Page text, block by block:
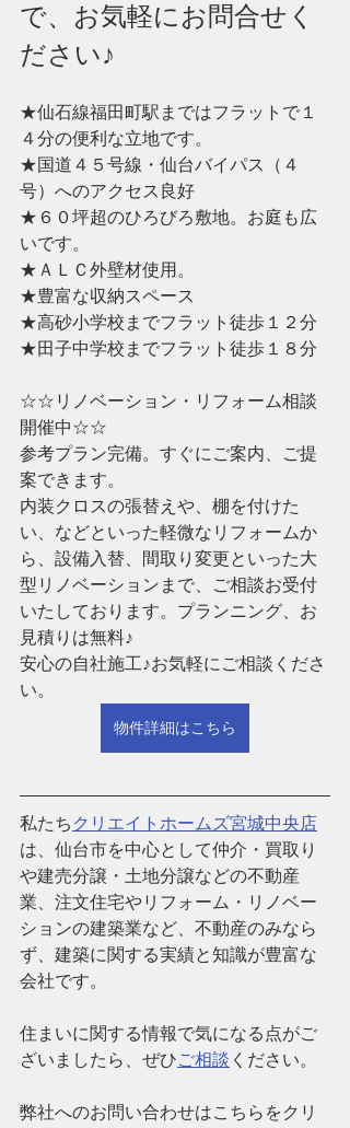
で、お気軽にお問合せく
ださい♪
★仙石線福田町駅まではフラットで１
４分の便利な立地です。
★国道４５号線・仙台バイパス（４
号）へのアクセス良好
★６０坪超のひろびろ敷地。お庭も広
いです。
★ＡＬＣ外壁材使用。
★豊富な収納スペース
★高砂小学校までフラット徒歩１２分
★田子中学校までフラット徒歩１８分
☆☆リノベーション・リフォーム相談
開催中☆☆
参考プラン完備。すぐにご案内、ご提
案できます。
内装クロスの張替えや、棚を付けた
い、などといった軽微なリフォームか
ら、設備入替、間取り変更といった大
型リノベーションまで、ご相談お受付
いたしております。プランニング、お
見積りは無料♪
安心の自社施工♪お気軽にご相談くださ
い。
物件詳細はこちら
私たち クリエイトホームズ宮城中央店
は、仙台市を中心として仲介・買取り
や建売分譲・土地分譲などの不動産
業、注文住宅やリフォーム・リノベー
ションの建築業など、 不動産のみなら
ず、建築に関する実績と知識が豊富な
会社です。
住まいに関する情報で気になる点がご
ざいましたら、ぜひご相談 ください。
弊社へのお問い合わせはこちらをクリ